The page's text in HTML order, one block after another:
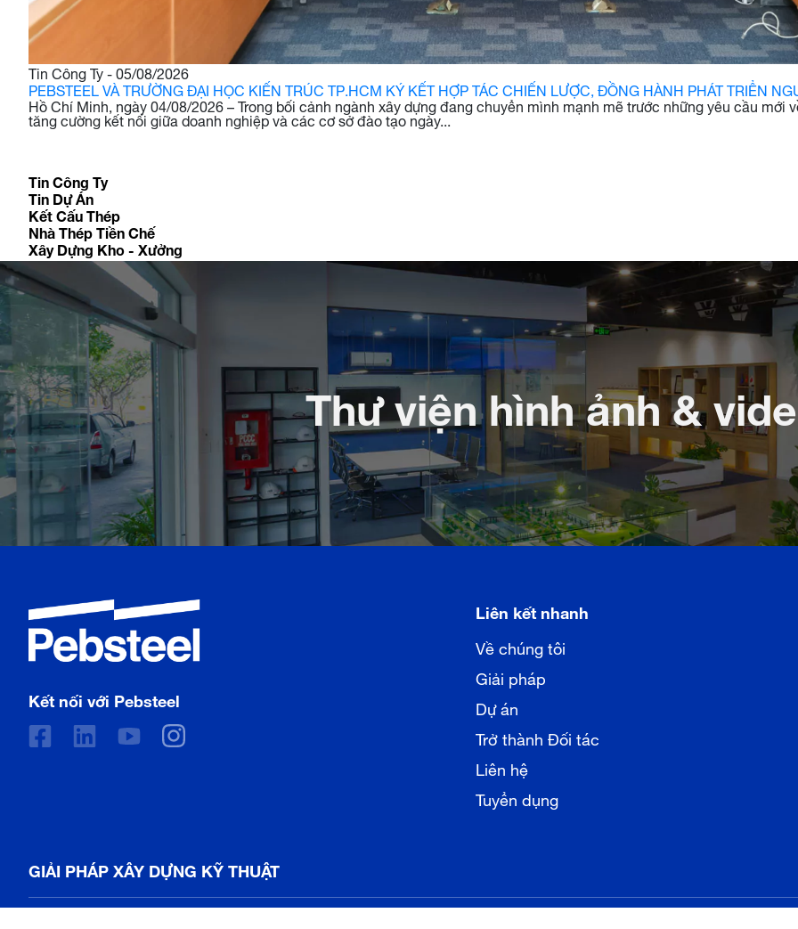
Tin Công Ty - 05/08/2026
PEBSTEEL VÀ TRƯỜNG ĐẠI HỌC KIẾN TRÚC TP.HCM KÝ KẾT HỢP TÁC CHIẾN LƯỢC, ĐỒNG HÀNH PHÁT TRIỂN
Hồ Chí Minh, ngày 04/08/2026 – Trong bối cảnh ngành xây dựng đang chuyển mình mạnh mẽ trước những yêu cầu
tăng cường kết nối giữa doanh nghiệp và các cơ sở đào tạo ngày...
Tin Công Ty
Tin Dự Án
Kết Cấu Thép
Nhà Thép Tiền Chế
Xây Dựng Kho - Xưởng
Thư viện hình ảnh &
GIẢI PHÁP XÂY DỰNG KỸ THUẬT
Kết nối với Pebsteel
Liên kết nhanh
Về chúng tôi
Giải pháp
Dự án
Trở thành Đối tác
Liên hệ
Tuyển dụng